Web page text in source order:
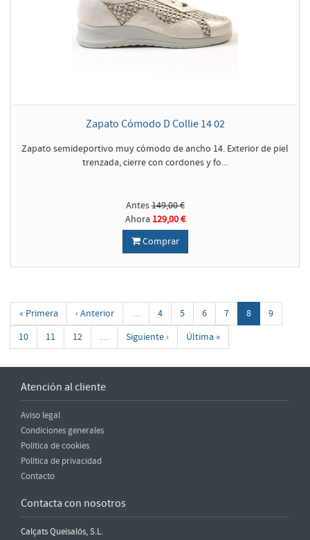
Zapato Cómodo D Collie 14 02
Zapato semideportivo muy cómodo de ancho 14. Exterior de piel
trenzada, cierre con cordones y fo...
Antes149,00 €
Ahora 129,00 €
Comprar
« Primera ‹ Anterior … 4 5 6 7 8
9
10
11 12 … Siguiente › Última »
Atención al cliente
Aviso legal
Condiciones generales
Política de cookies
Política de privacidad
Contacto
Contacta con nosotros
Calçats Queisalós, S.L.